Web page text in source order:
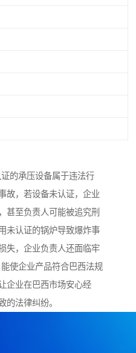
的承压设备属于违法行
故，若设备未认证，企业
甚至负责人可能被追究刑
未认证的锅炉导致爆炸事
失，企业负责人还面临牢
使企业产品符合巴西法规
企业在巴西市场安心经
的法律纠纷。